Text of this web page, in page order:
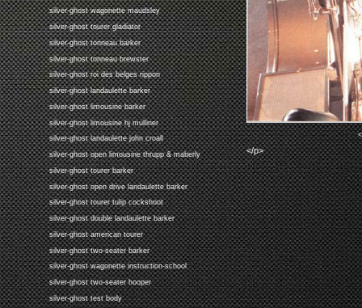
silver-ghost wagonette maudsley
silver-ghost tourer gladiator
silver-ghost tonneau barker
silver-ghost tonneau brewster
silver-ghost roi des belges rippon
silver-ghost landaulette barker
silver-ghost limousine barker
silver-ghost limousine hj mulliner
silver-ghost landaulette john croall
silver-ghost open limousine thrupp & maberly
silver-ghost tourer barker
silver-ghost open drive landaulette barker
silver-ghost tourer tulip cockshoot
silver-ghost double landaulette barker
silver-ghost american tourer
silver-ghost two-seater barker
silver-ghost wagonette instruction-school
silver-ghost two-seater hooper
silver-ghost test body
</p>